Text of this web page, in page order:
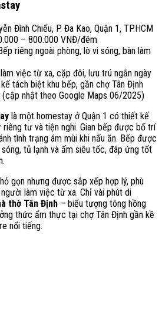
Đình Chiểu, P. Đa Kao, Quận 1, TP.HCM
– 800.000 VNĐ/đêm
riêng ngoài phòng, lò vi sóng, bàn làm
việc từ xa, cặp đôi, lưu trú ngắn ngày
tách biệt khu bếp, gần chợ Tân Định
nhật theo Google Maps 06/2025)
là một homestay ở Quận 1 có thiết kế
tư và tiện nghi. Gian bếp được bố trí
tình trạng ám mùi khi nấu ăn. Bếp được
tủ lạnh và ấm siêu tốc, đáp ứng tốt
gọn nhưng được sắp xếp hợp lý, phù
làm việc từ xa. Chỉ vài phút di
thờ Tân Định – biểu tượng tông hồng
thức ẩm thực tại chợ Tân Định gần kề
nổi tiếng.